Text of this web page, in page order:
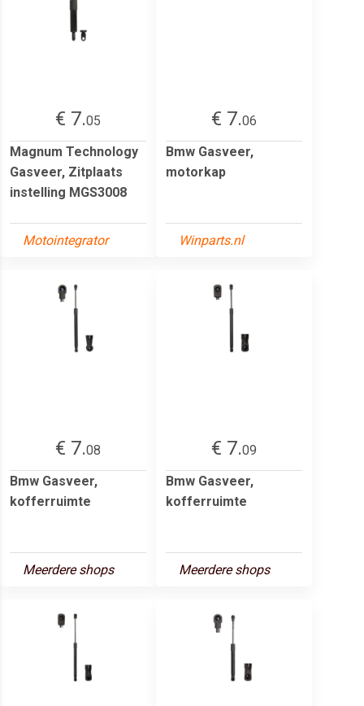
€ 7.05
Magnum Technology
Gasveer, Zitplaats
instelling MGS3008
Motointegrator
€ 7.06
Bmw Gasveer,
motorkap
Winparts.nl
€ 7.08
Bmw Gasveer,
kofferruimte
Meerdere shops
€ 7.09
Bmw Gasveer,
kofferruimte
Meerdere shops